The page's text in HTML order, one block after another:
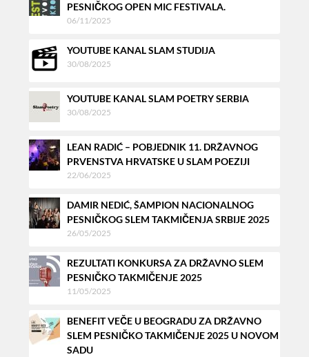
PESNIČKOG OPEN MIC FESTIVALA.
06/11/2025
YOUTUBE KANAL SLAM STUDIJA
30/08/2025
YOUTUBE KANAL SLAM POETRY SERBIA
30/08/2025
LEAN RADIĆ – POBJEDNIK 11. DRŽAVNOG
PRVENSTVA HRVATSKE U SLAM POEZIJI
22/06/2025
DAMIR NEDIĆ, ŠAMPION NACIONALNOG
PESNIČKOG SLEM TAKMIČENJA SRBIJE 2025
26/05/2025
REZULTATI KONKURSA ZA DRŽAVNO SLEM
PESNIČKO TAKMIČENJE 2025
11/05/2025
BENEFIT VEČE U BEOGRADU ZA DRŽAVNO
SLEM PESNIČKO TAKMIČENJE 2025 U NOVOM
SADU